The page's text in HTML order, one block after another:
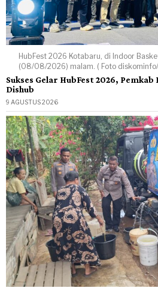
HubFest 2026 Kotabaru, di Indoor
(08/08/2026) malam. ( Foto
Sukses Gelar HubFest 2026,
Dishub
9 AGUSTUS 2026